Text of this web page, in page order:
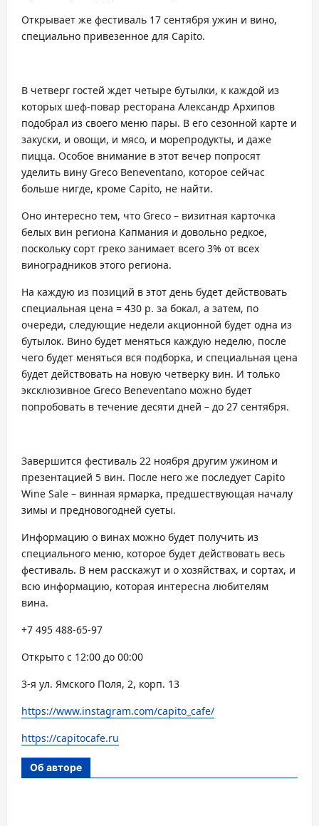
Открывает же фестиваль 17 сентября ужин и вино,
специально привезенное для Capito.
В четверг гостей ждет четыре бутылки, к каждой из
которых шеф-повар ресторана Александр Архипов
подобрал из своего меню пары. В его сезонной карте и
закуски, и овощи, и мясо, и морепродукты, и даже
пицца. Особое внимание в этот вечер попросят
уделить вину Greco Beneventano, которое сейчас
больше нигде, кроме Capito, не найти.
Оно интересно тем, что Greco – визитная карточка
белых вин региона Капмания и довольно редкое,
поскольку сорт греко занимает всего 3% от всех
виноградников этого региона.
На каждую из позиций в этот день будет действовать
специальная цена = 430 р. за бокал, а затем, по
очереди, следующие недели акционной будет одна из
бутылок. Вино будет меняться каждую неделю, после
чего будет меняться вся подборка, и специальная цена
будет действовать на новую четверку вин. И только
эксклюзивное Greco Beneventano можно будет
попробовать в течение десяти дней – до 27 сентября.
Завершится фестиваль 22 ноября другим ужином и
презентацией 5 вин. После него же последует Capito
Wine Sale – винная ярмарка, предшествующая началу
зимы и предновогодней суеты.
Информацию о винах можно будет получить из
специального меню, которое будет действовать весь
фестиваль. В нем расскажут и о хозяйствах, и сортах, и
всю информацию, которая интересна любителям
вина.
+7 495 488-65-97
Открыто с 12:00 до 00:00
3-я ул. Ямского Поля, 2, корп. 13
https://www.instagram.com/capito_cafe/
https://capitocafe.ru
Об авторе